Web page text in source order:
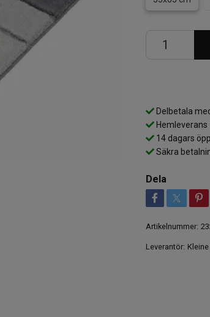
Delbetala
Hemleverans
14 dagars
Säkra
Dela
Artikelnummer:
Leverantör: